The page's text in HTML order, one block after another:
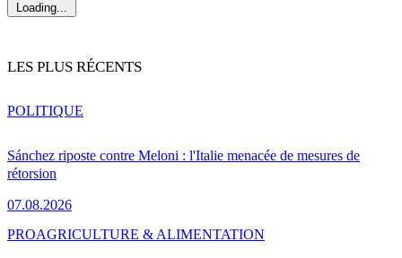
Loading...
LES PLUS RÉCENTS
Sánchez riposte contre Meloni : l'Italie menacée de mesures de
rétorsion
07.08.2026
POLITIQUE
PROAGRICULTURE & ALIMENTATION